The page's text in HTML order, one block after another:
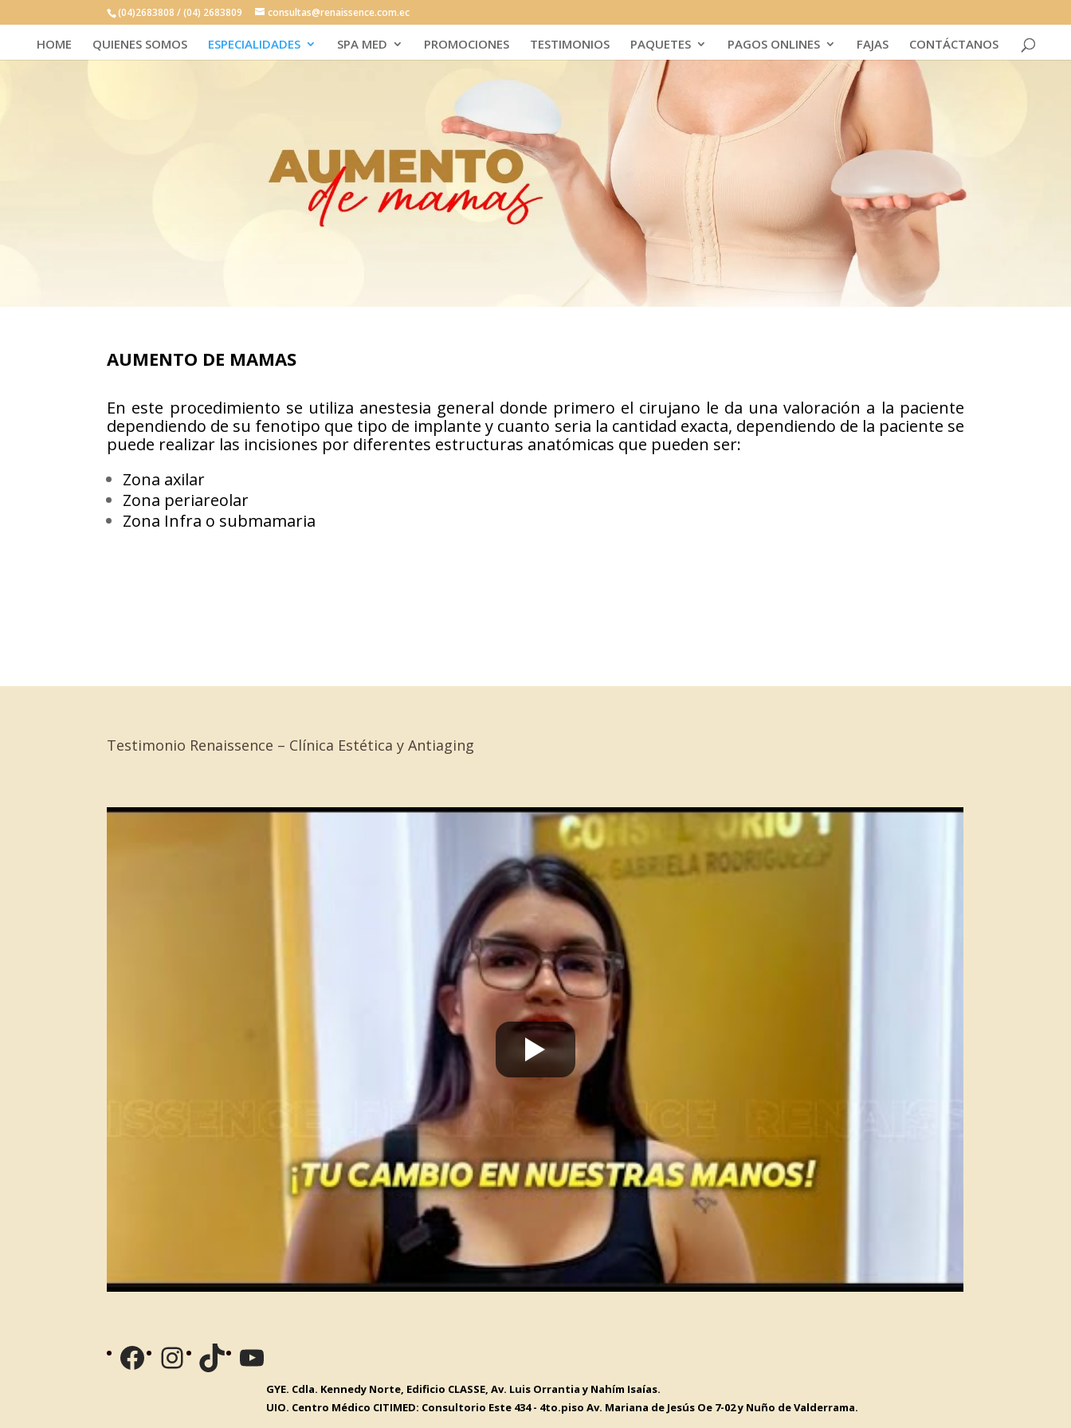
(04)2683808 / (04) 2683809 consultas@renaissence.com.ec
HOME QUIENES SOMOS ESPECIALIDADES SPA MED PROMOCIONES TESTIMONIOS PAQUETES PAGOS ONLINES FAJAS CONTÁCTANOS
AUMENTO DE MAMAS
En este procedimiento se utiliza anestesia general donde primero el cirujano le da una valoración a la paciente
dependiendo de su fenotipo que tipo de implante y cuanto seria la cantidad exacta, dependiendo de la paciente se
puede realizar las incisiones por diferentes estructuras anatómicas que pueden ser:
Zona axilar
Zona periareolar
Zona Infra o submamaria
Testimonio Renaissence – Clínica Estética y Antiaging
Facebook
Instagram
TikTokYouTube
GYE. Cdla. Kennedy Norte, Edificio CLASSE, Av. Luis Orrantia y Nahím Isaías.
UIO. Centro Médico CITIMED: Consultorio Este 434 - 4to.piso Av. Mariana de Jesús Oe 7-02 y Nuño de Valderrama.